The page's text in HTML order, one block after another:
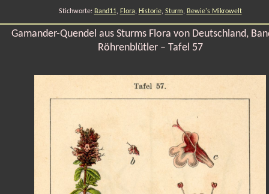
Stichworte: Band11, Flora, Historie, Sturm, Bewie's Mikrowelt
Gamander-Quendel aus Sturms Flora von Deutschland,
Röhrenblütler – Tafel 57